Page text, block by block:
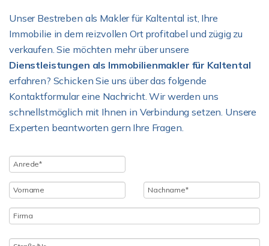
Unser Bestreben als Makler für Kaltental ist, Ihre
Immobilie in dem reizvollen Ort profitabel und zügig zu
verkaufen. Sie möchten mehr über unsere
Dienstleistungen als Immobilienmakler für Kaltental
erfahren? Schicken Sie uns über das folgende
Kontaktformular eine Nachricht. Wir werden uns
schnellstmöglich mit Ihnen in Verbindung setzen. Unsere
Experten beantworten gern Ihre Fragen.